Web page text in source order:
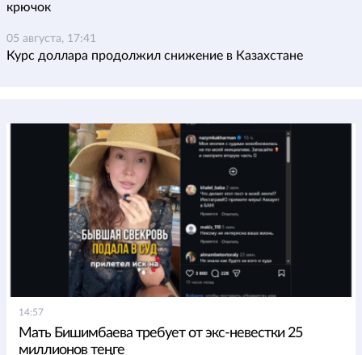
крючок
05 августа, 17:41
Курс доллара продолжил снижение в Казахстане
14:57
Мать Бишимбаева требует от экс-невестки 25
миллионов теңге